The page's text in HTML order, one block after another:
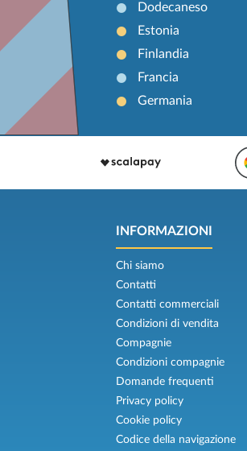
Dodecaneso
Estonia
Finlandia
Francia
Germania
INFORMAZIONI
Chi siamo
Contatti
Contatti commerciali
Condizioni di vendita
Compagnie
Condizioni compagnie
Domande frequenti
Privacy policy
Cookie policy
Codice della navigazione